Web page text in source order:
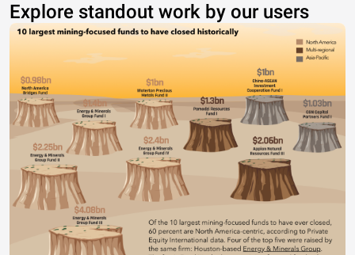
Explore standout work by our users